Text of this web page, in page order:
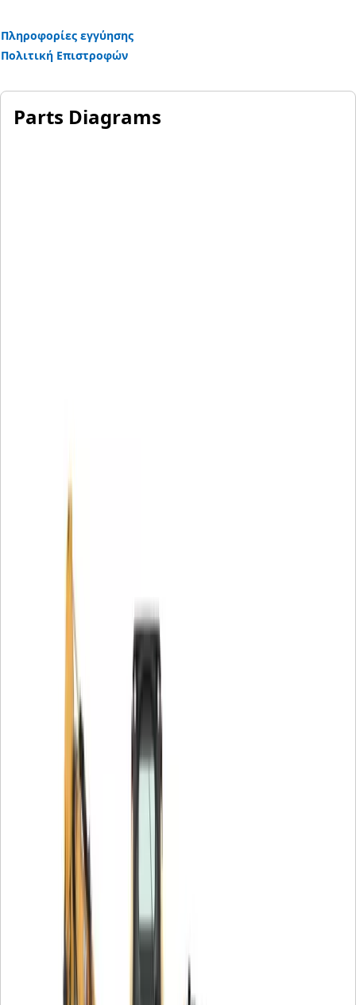
Πληροφορίες εγγύησης
Πολιτική Επιστροφών
Parts Diagrams